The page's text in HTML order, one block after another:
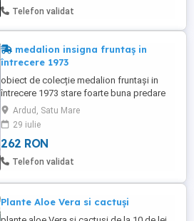
Telefon validat
medalion insigna fruntaș in
întrecere 1973
obiect de colecție medalion fruntași in
întrecere 1973 stare foarte buna predare
personala Satu Mare
Ardud, Satu Mare
29 iulie
262 RON
Telefon validat
Plante Aloe Vera si cactuși